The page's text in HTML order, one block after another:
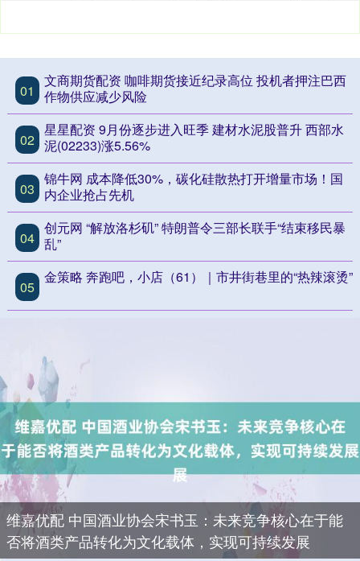
01
文商期货配资 咖啡期货接近纪录高位 投机者押注巴西
作物供应减少风险
02
星星配资 9月份逐步进入旺季 建材水泥股普升 西部水
泥(02233)涨5.56%
03
锦牛网 成本降低30%，碳化硅散热打开增量市场！国
内企业抢占先机
04
创元网 “解放洛杉矶” 特朗普令三部长联手“结束移民暴
乱”
05
金策略 奔跑吧，小店（61）｜市井街巷里的“热辣滚烫”
维嘉优配 中国酒业协会宋书玉：未来竞争核心在于能
否将酒类产品转化为文化载体，实现可持续发展